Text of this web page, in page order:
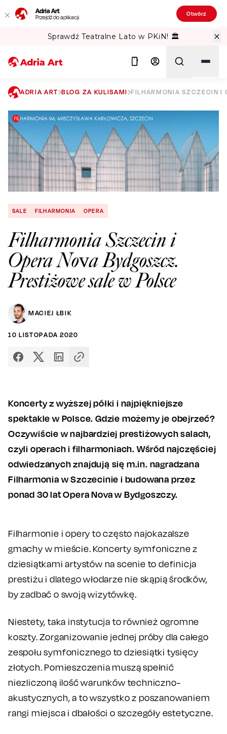
Adria Art
Przejdź do aplikacji Otwórz
Lato w PKiN! 🏛️ Gipsy Kings w
Szukaj
ADRIA ART BLOG ZA KULISAMI FILHARMONIA SZCZECIN I
SALE FILHARMONIA OPERA
Filharmonia Szczecin i
Opera Nova Bydgoszcz.
Prestiżowe sale w Polsce
MACIEJ ŁBIK
10 LISTOPADA 2020
Koncerty z wyższej półki i najpiękniejsze
spektakle w Polsce. Gdzie możemy je obejrzeć?
Oczywiście w najbardziej prestiżowych salach,
czyli operach i filharmoniach. Wśród najczęściej
odwiedzanych znajdują się m.in. nagradzana
Filharmonia w Szczecinie i budowana przez
ponad 30 lat Opera Nova w Bydgoszczy.
Filharmonie i opery to często najokazalsze
gmachy w mieście. Koncerty symfoniczne z
dziesiątkami artystów na scenie to definicja
prestiżu i dlatego włodarze nie skąpią środków,
by zadbać o swoją wizytówkę.
Niestety, taka instytucja to również ogromne
koszty. Zorganizowanie jednej próby dla całego
zespołu symfonicznego to dziesiątki tysięcy
złotych. Pomieszczenia muszą spełnić
niezliczoną ilość warunków techniczno-
akustycznych, a to wszystko z poszanowaniem
rangi miejsca i dbałości o szczegóły estetyczne.